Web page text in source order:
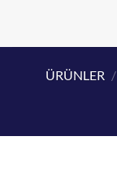
ÜRÜNLER /